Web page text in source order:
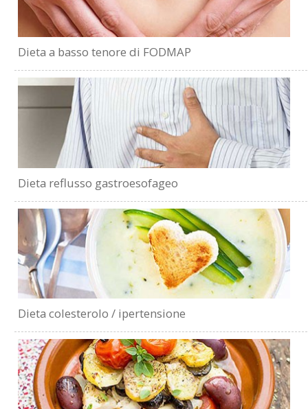
Dieta a basso tenore di FODMAP
Dieta reflusso gastroesofageo
Dieta colesterolo / ipertensione